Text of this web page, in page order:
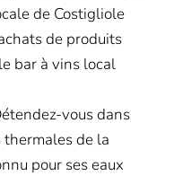
de Costigliole
de produits
bar à vins local
vous dans
de la
pour ses eaux